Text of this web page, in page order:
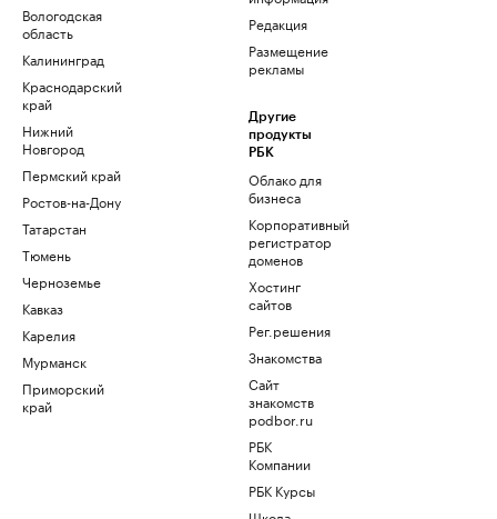
Вологодская
область
Калининград
Краснодарский
край
Нижний
Новгород
Пермский край
Ростов-на-Дону
Татарстан
Тюмень
Черноземье
Кавказ
Карелия
Мурманск
Приморский
край
Редакция
Размещение
рекламы
Другие
продукты
РБК
Облако для
бизнеса
Корпоративный
регистратор
доменов
Хостинг
сайтов
Рег.решения
Знакомства
Сайт
знакомств
podbor.ru
РБК
Компании
РБК Курсы